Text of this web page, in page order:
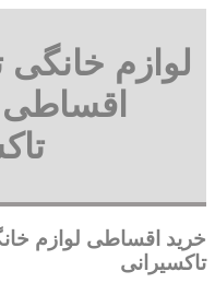
لوازم
اقساطی
خرید اقساطی لوازم
تاکسیرانی